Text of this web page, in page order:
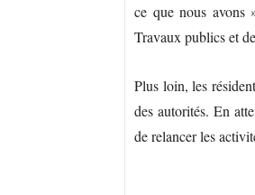
ce que nous avons
Travaux publics et
Plus loin, les
des autorités. En
de relancer les